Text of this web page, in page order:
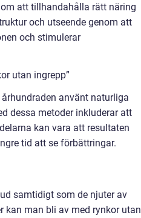
att tillhandahålla rätt näring
och utseende genom att
och stimulerar
utan ingrepp”
använt naturliga
dessa metoder inkluderar att
kan vara att resultaten
tid att se förbättringar.
samtidigt som de njuter av
kan man bli av med rynkor utan